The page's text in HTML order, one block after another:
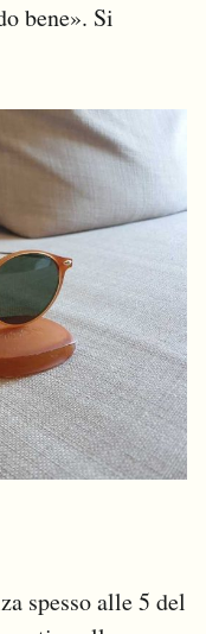
bene». Si
spesso alle 5 del